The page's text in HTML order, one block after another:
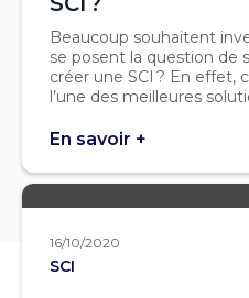
Beaucoup souhaitent
se posent la question de
créer une SCI ? En effet,
l’une des meilleures
En savoir +
16/10/2020
SCI